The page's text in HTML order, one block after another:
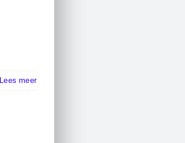
Lees meer